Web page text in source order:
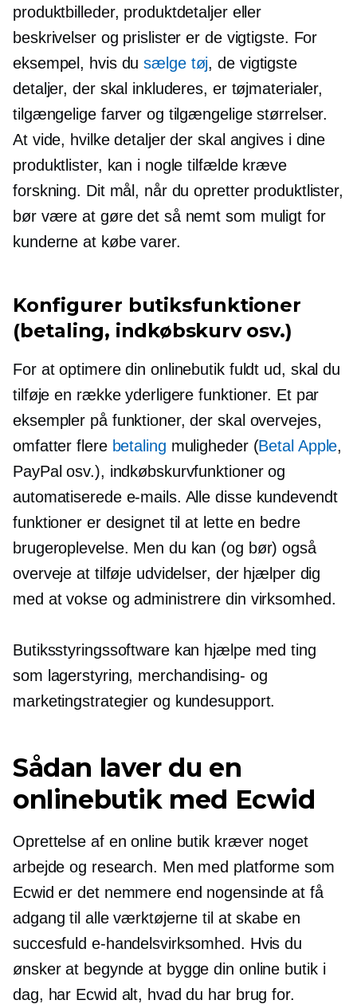
produktbilleder, produktdetaljer eller
beskrivelser og prislister er de vigtigste. For
eksempel, hvis dusælge tøj, de vigtigste
detaljer, der skal inkluderes, er tøjmaterialer,
tilgængelige farver og tilgængelige størrelser.
At vide, hvilke detaljer der skal angives i dine
produktlister, kan i nogle tilfælde kræve
forskning. Dit mål, når du opretter produktlister,
bør være at gøre det så nemt som muligt for
kunderne at købe varer.
Konfigurer butiksfunktioner
(betaling, indkøbskurv osv.)
For at optimere din onlinebutik fuldt ud, skal du
tilføje en række yderligere funktioner. Et par
eksempler på funktioner, der skal overvejes,
omfatter flere betaling muligheder (Betal Apple,
PayPal osv.), indkøbskurvfunktioner og
automatiserede e-mails. Alle disse kundevendt
funktioner er designet til at lette en bedre
brugeroplevelse. Men du kan (og bør) også
overveje at tilføje udvidelser, der hjælper dig
med at vokse og administrere din virksomhed.
Butiksstyringssoftware kan hjælpe med ting
som lagerstyring, merchandising- og
marketingstrategier og kundesupport.
Sådan laver du en
onlinebutik med Ecwid
Oprettelse af en online butik kræver noget
arbejde og research. Men med platforme som
Ecwid er det nemmere end nogensinde at få
adgang til alle værktøjerne til at skabe en
succesfuld e-handelsvirksomhed. Hvis du
ønsker at begynde at bygge din online butik i
dag, har Ecwid alt, hvad du har brug for.